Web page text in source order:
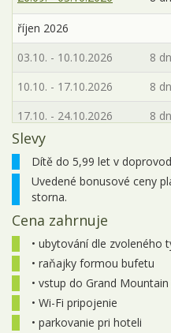
říjen 2026
03.10. - 10.10.2026
8
10.10. - 17.10.2026 8
17.10. - 24.10.2026 8
24.10. - 31.10.2026
31.10. - 07.11.2026 8 dní
Slevy
Dítě do 5,99 let v
Uvedené bonusové ceny
storna.
Cena zahrnuje
• ubytování dle zvoleného
• raňajky formou bufetu
• vstup do Grand Mountain
• Wi-Fi pripojenie
• parkovanie pri hoteli